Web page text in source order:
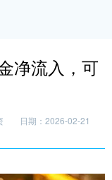
净流入，可
日期：2026-02-21